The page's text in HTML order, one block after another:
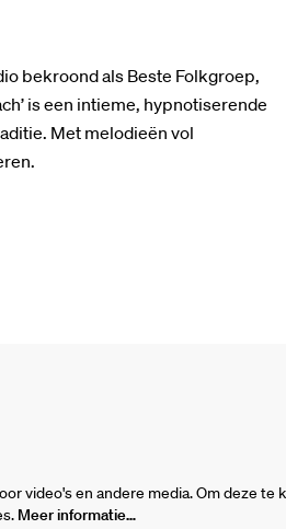
bekroond als Beste Folkgroep,
is een intieme, hypnotiserende
Met melodieën vol
video's en andere media. Om deze te
Meer informatie…